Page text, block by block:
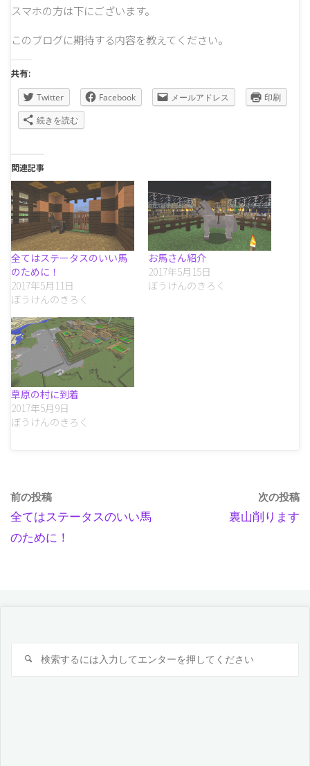
スマホの方は下にございます。
このブログに期待する内容を教えてください。
共有:
Twitter Facebook メールアドレス
印刷
続きを読む
関連記事
全てはステータスのいい馬
のために！
2017年5月11日
ぼうけんのきろく
お馬さん紹介
2017年5月15日
ぼうけんのきろく
草原の村に到着
2017年5月9日
ぼうけんのきろく
前の投稿
全てはステータスのいい馬
のために！
次の投稿
裏山削ります
検